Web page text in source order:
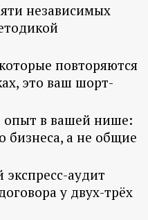
независимых
повторяются
это ваш шорт-
опыт в вашей нише:
бизнеса, а не общие
аудит
у двух-трёх